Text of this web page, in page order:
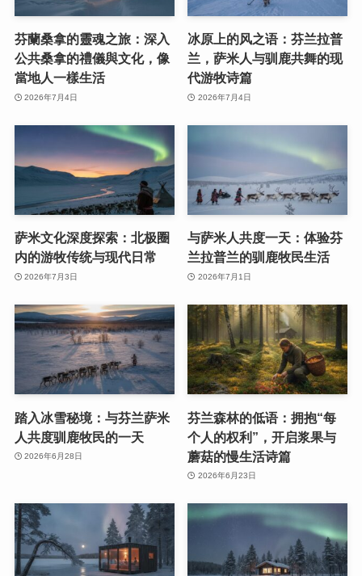
芬蘭桑拿的靈魂之旅：深入
公共桑拿的禮儀與文化，像
當地人一樣生活
2026年7月4日
冰原上的风之语：芬兰拉普
兰，萨米人与驯鹿共舞的现
代游牧诗篇
2026年7月4日
萨米文化深度探索：北极圈
内的游牧传统与现代日常
2026年7月3日
与萨米人共度一天：体验芬
兰拉普兰的驯鹿牧民生活
2026年7月1日
踏入冰雪秘境：与芬兰萨米
人共度驯鹿牧民的一天
2026年6月28日
芬兰森林的低语：拥抱“每
个人的权利”，开启浆果与
蘑菇的慢生活诗篇
2026年6月23日